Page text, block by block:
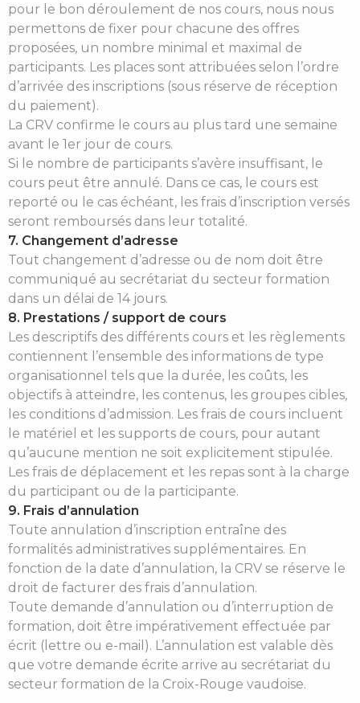
pour le bon déroulement de nos cours, nous nous
permettons de fixer pour chacune des offres
proposées, un nombre minimal et maximal de
participants. Les places sont attribuées selon l’ordre
d’arrivée des inscriptions (sous réserve de réception
du paiement).
La CRV confirme le cours au plus tard une semaine
avant le 1er jour de cours.
Si le nombre de participants s’avère insuffisant, le
cours peut être annulé. Dans ce cas, le cours est
reporté ou le cas échéant, les frais d’inscription versés
seront remboursés dans leur totalité.
7. Changement d’adresse
Tout changement d’adresse ou de nom doit être
communiqué au secrétariat du secteur formation
dans un délai de 14 jours.
8. Prestations / support de cours
Les descriptifs des différents cours et les règlements
contiennent l’ensemble des informations de type
organisationnel tels que la durée, les coûts, les
objectifs à atteindre, les contenus, les groupes cibles,
les conditions d’admission. Les frais de cours incluent
le matériel et les supports de cours, pour autant
qu’aucune mention ne soit explicitement stipulée.
Les frais de déplacement et les repas sont à la charge
du participant ou de la participante.
9. Frais d’annulation
Toute annulation d’inscription entraîne des
formalités administratives supplémentaires. En
fonction de la date d’annulation, la CRV se réserve le
droit de facturer des frais d’annulation.
Toute demande d’annulation ou d’interruption de
formation, doit être impérativement effectuée par
écrit (lettre ou e-mail). L’annulation est valable dès
que votre demande écrite arrive au secrétariat du
secteur formation de la Croix-Rouge vaudoise.